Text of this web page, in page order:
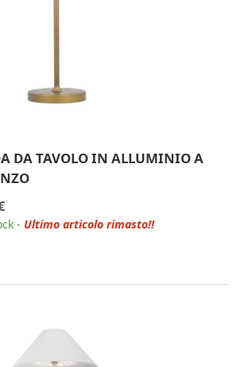
DA TAVOLO IN ALLUMINIO A
- Ultimo articolo rimasto!!